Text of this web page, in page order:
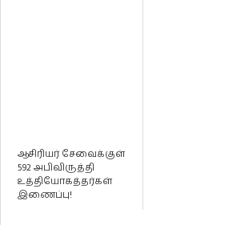
ஆசிரியர் சேவைக்குள்
592 அபிவிருத்தி
உத்தியோகத்தர்கள்
இணைப்பு!